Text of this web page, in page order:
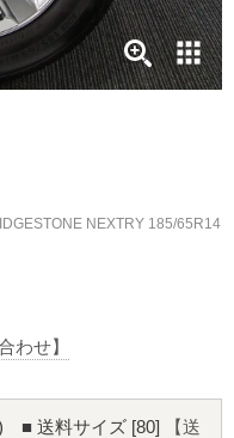
NEXTRY 185/65R14
わせ】
■ 送料サイズ [80]
【送